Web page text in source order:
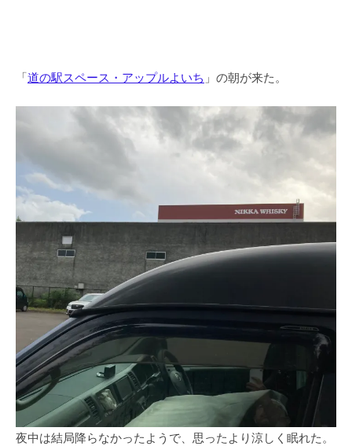
「道の駅スペース・アップルよいち 」の朝が来た。
夜中は結局降らなかったようで、思ったより涼しく眠れた。